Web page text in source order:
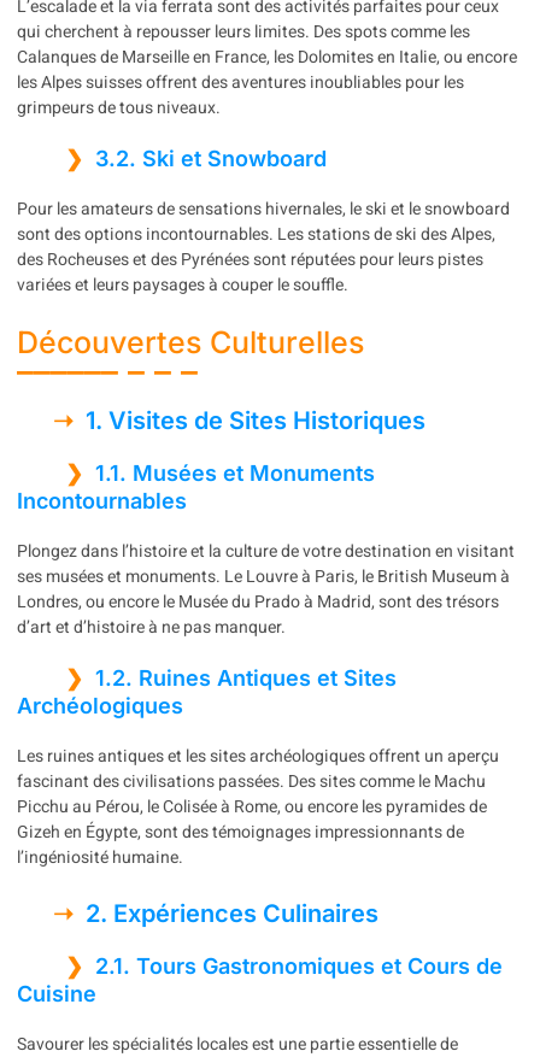
L’escalade et la via ferrata sont des activités parfaites pour ceux
qui cherchent à repousser leurs limites. Des spots comme les
Calanques de Marseille en France, les Dolomites en Italie, ou encore
les Alpes suisses offrent des aventures inoubliables pour les
grimpeurs de tous niveaux.
3.2. Ski et Snowboard
Pour les amateurs de sensations hivernales, le ski et le snowboard
sont des options incontournables. Les stations de ski des Alpes,
des Rocheuses et des Pyrénées sont réputées pour leurs pistes
variées et leurs paysages à couper le souffle.
Découvertes Culturelles
1. Visites de Sites Historiques
1.1. Musées et Monuments
Incontournables
Plongez dans l’histoire et la culture de votre destination en visitant
ses musées et monuments. Le Louvre à Paris, le British Museum à
Londres, ou encore le Musée du Prado à Madrid, sont des trésors
d’art et d’histoire à ne pas manquer.
1.2. Ruines Antiques et Sites
Archéologiques
Les ruines antiques et les sites archéologiques offrent un aperçu
fascinant des civilisations passées. Des sites comme le Machu
Picchu au Pérou, le Colisée à Rome, ou encore les pyramides de
Gizeh en Égypte, sont des témoignages impressionnants de
l’ingéniosité humaine.
2. Expériences Culinaires
2.1. Tours Gastronomiques et Cours de
Cuisine
Savourer les spécialités locales est une partie essentielle de